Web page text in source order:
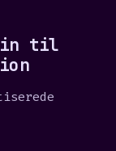
til